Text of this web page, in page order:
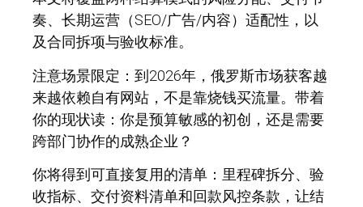
奏、长期运营（SEO/广告/内容）适配性，以
及合同拆项与验收标准。
注意场景限定：到2026年，俄罗斯市场获客越
来越依赖自有网站， 不是靠烧钱买流量。带着
你的现状读：你是预算敏感的初创，还是需要
跨部门协作的成熟企业？
你将得到可直接复用的清单：里程碑拆分、验
收指标、交付资料清单和回款风控条款，让结